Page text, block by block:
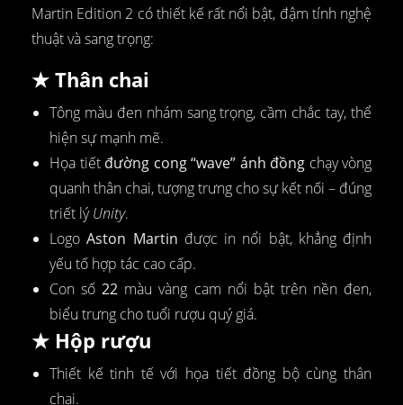
Martin Edition 2 có thiết kế rất nổi bật, đậm tính nghệ
thuật và sang trọng:
★ Thân chai
Tông màu đen nhám sang trọng, cầm chắc tay, thể
hiện sự mạnh mẽ.
Họa tiết đường cong “wave” ánh đồng chạy vòng
quanh thân chai, tượng trưng cho sự kết nối – đúng
triết lýUnity.
LogoAston Martin được in nổi bật, khẳng định
yếu tố hợp tác cao cấp.
Con số22 màu vàng cam nổi bật trên nền đen,
biểu trưng cho tuổi rượu quý giá.
★ Hộp rượu
Thiết kế tinh tế với họa tiết đồng bộ cùng thân
chai.